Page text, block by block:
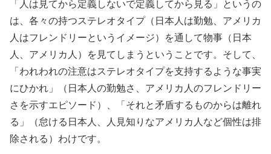
「人は見てから定義しないで定義してから見る」というの
は、各々の持つステレオタイプ（日本人は勤勉、アメリカ
人はフレンドリーというイメージ）を通して物事（日本
人、アメリカ人）を見てしまうということです。そして、
「われわれの注意はステレオタイプを支持するような事実
にひかれ」（日本人の勤勉さ、アメリカ人のフレンドリー
さを示すエピソード）、「それと矛盾するものからは離れ
る」（怠ける日本人、人見知りなアメリカ人など個性は排
除される）わけです。